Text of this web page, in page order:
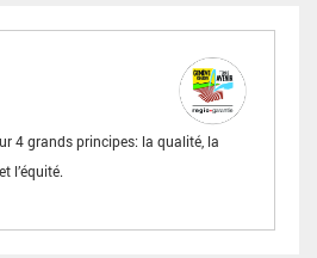
4 grands principes: la qualité, la
l’équité.